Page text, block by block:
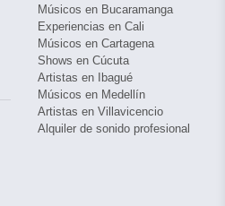
Músicos en Bucaramanga
Experiencias en Cali
Músicos en Cartagena
Shows en Cúcuta
Artistas en Ibagué
Músicos en Medellín
Artistas en Villavicencio
Alquiler de sonido profesional